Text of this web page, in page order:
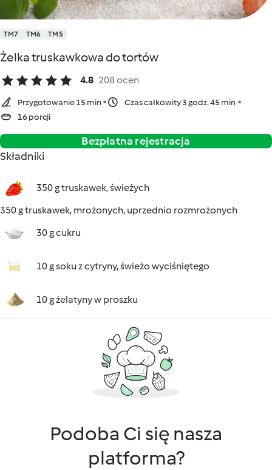
TM7 TM6 TM5
Żelka truskawkowa do tortów
4.8 208 ocen
Przygotowanie 15 min
Czas całkowity 3 godz. 45 min
16 porcji
Bezpłatna rejestracja
Składniki
350 g truskawek, świeżych
350 g truskawek, mrożonych, uprzednio rozmrożonych
30 g cukru
10 g soku z cytryny, świeżo wyciśniętego
10 g żelatyny w proszku
Podoba Ci się nasza
platforma?